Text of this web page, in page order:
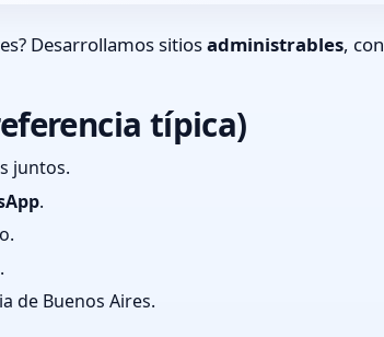
Desarrollamos sitiosadministrables, con
típica)
juntos.
.
de Buenos Aires.